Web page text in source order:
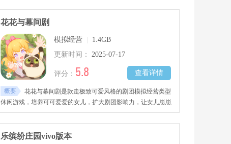
花花与幕间剧
模拟经营
1.4GB
更新时间：
2025-07-17
查看详情
评分： 5.8
概要
花花与幕间剧是款走极致可爱风格的剧团模拟经营类型
休闲游戏，培养可可爱爱的女儿，扩大剧团影响力，让女儿崽崽
的成长伴随着鲜花与掌声。全程治愈萌萌哒的手机游戏，少女心
爆棚。
乐缤纷庄园vivo版本